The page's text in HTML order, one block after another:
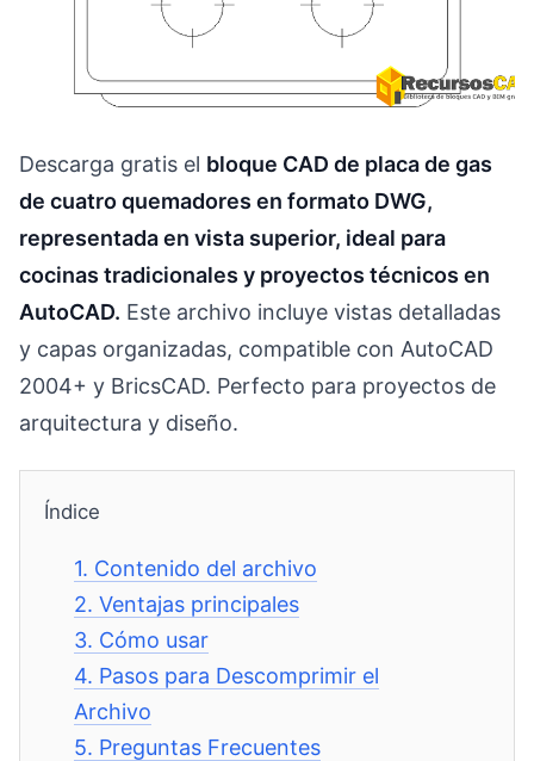
Descarga gratis el bloque CAD de placa de gas
de cuatro quemadores en formato DWG,
representada en vista superior, ideal para
cocinas tradicionales y proyectos técnicos en
AutoCAD. Este archivo incluye vistas detalladas
y capas organizadas, compatible con AutoCAD
2004+ y BricsCAD. Perfecto para proyectos de
arquitectura y diseño.
Índice
1. Contenido del archivo
2.Ventajas principales
3. Cómo usar
4. Pasos para Descomprimir el
Archivo
5. Preguntas Frecuentes